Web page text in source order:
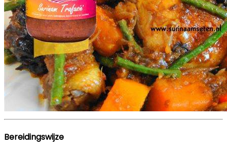
Bereidingswijze